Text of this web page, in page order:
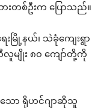
ားတစ်ဦးက ပြောသည်။
မြို့နယ်၊ သဲခုံကျေးရွာ
မျိုး ၈၀ ကျော်တို့ကို
ော ရိုဟင်ဂျာဆိုသူ